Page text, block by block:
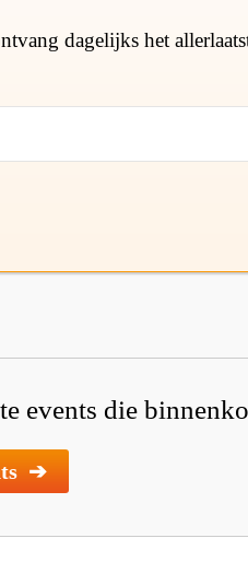
dagelijks het
events die
➔